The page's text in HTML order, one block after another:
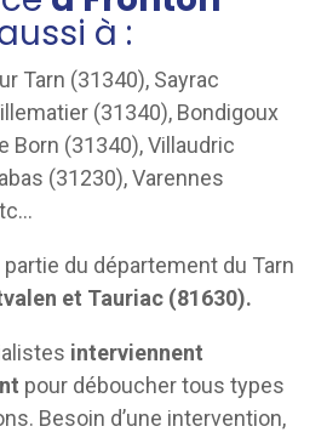
à :
Tarn (31340), Sayrac
(31340), Bondigoux
Born (31340), Villaudric
(31230), Varennes
partie du département du Tarn
et Tauriac (81630).
interviennent
pour déboucher tous types
Besoin d’une intervention,